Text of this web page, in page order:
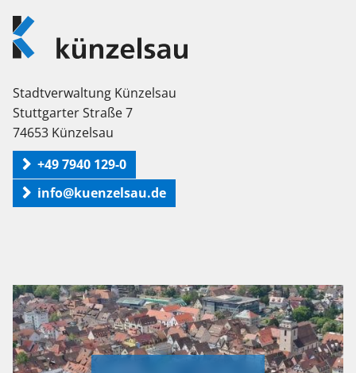
Logo
Künzelsau
Stadtverwaltung Künzelsau
Stuttgarter Straße 7
74653 Künzelsau
+49 7940 129-0
info@kuenzelsau.de